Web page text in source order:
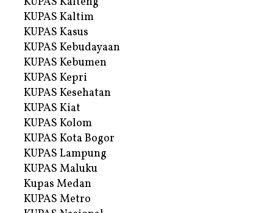
KUPAS Kaltim
KUPAS Kasus
KUPAS Kebudayaan
KUPAS Kebumen
KUPAS Kepri
KUPAS Kesehatan
KUPAS Kiat
KUPAS Kolom
KUPAS Kota Bogor
KUPAS Lampung
KUPAS Maluku
Kupas Medan
KUPAS Metro